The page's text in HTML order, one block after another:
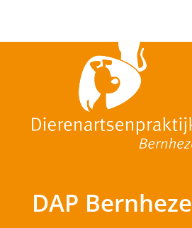
DAP Bernheze